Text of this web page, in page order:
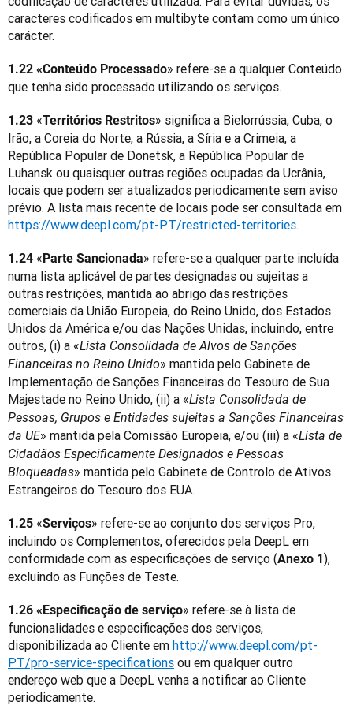
caracteres codificados em multibyte contam como um único
carácter.
1.22 «Conteúdo Processado» refere-se a qualquer Conteúdo
que tenha sido processado utilizando os serviços.
1.23 «Territórios Restritos» significa a Bielorrússia, Cuba, o
Irão, a Coreia do Norte, a Rússia, a Síria e a Crimeia, a
República Popular de Donetsk, a República Popular de
Luhansk ou quaisquer outras regiões ocupadas da Ucrânia,
locais que podem ser atualizados periodicamente sem aviso
https://www.deepl.com/pt-PT/restricted-territories.
1.24 «Parte Sancionada» refere-se a qualquer parte incluída
numa lista aplicável de partes designadas ou sujeitas a
outras restrições, mantida ao abrigo das restrições
comerciais da União Europeia, do Reino Unido, dos Estados
Unidos da América e/ou das Nações Unidas, incluindo, entre
outros, (i) a «Lista Consolidada de Alvos de Sanções
Financeiras no Reino Unido» mantida pelo Gabinete de
Implementação de Sanções Financeiras do Tesouro de Sua
Majestade no Reino Unido, (ii) a «Lista Consolidada de
Pessoas, Grupos e Entidades sujeitas a Sanções Financeiras
da UE» mantida pela Comissão Europeia, e/ou (iii) a «Lista de
Cidadãos Especificamente Designados e Pessoas
Bloqueadas» mantida pelo Gabinete de Controlo de Ativos
Estrangeiros do Tesouro dos EUA.
1.25 «Serviços» refere-se ao conjunto dos serviços Pro,
incluindo os Complementos, oferecidos pela DeepL em
conformidade com as especificações de serviço (Anexo 1),
excluindo as Funções de Teste.
1.26 «Especificação de serviço» refere-se à lista de
funcionalidades e especificações dos serviços,
disponibilizada ao Cliente em http://www.deepl.com/pt-
PT/pro-service-specifications ou em qualquer outro
endereço web que a DeepL venha a notificar ao Cliente
periodicamente.